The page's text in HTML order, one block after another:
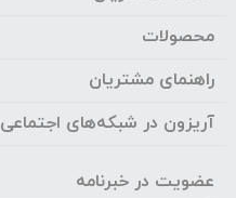
محصولات
راهنمای مشتریان
آریزون در شبکه‌های اجتماعی
عضویت در خبرنامه